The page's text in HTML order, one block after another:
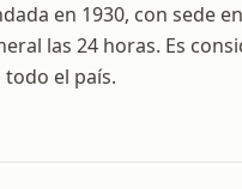
en 1930, con sede
las 24 horas. Es
el país.